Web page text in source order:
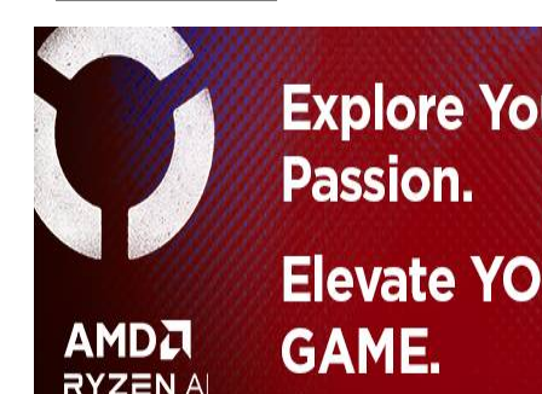
Recenzija: Einhell Professional CP-
nikada prije